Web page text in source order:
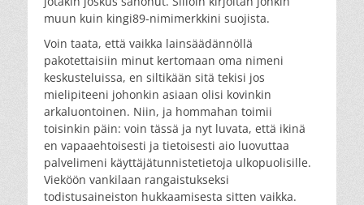
muun kuin kingi89-nimimerkkini suojista.
Voin taata, että vaikka lainsäädännöllä
pakotettaisiin minut kertomaan oma nimeni
keskusteluissa, en siltikään sitä tekisi jos
mielipiteeni johonkin asiaan olisi kovinkin
arkaluontoinen. Niin, ja hommahan toimii
toisinkin päin: voin tässä ja nyt luvata, että ikinä
en vapaaehtoisesti ja tietoisesti aio luovuttaa
palvelimeni käyttäjätunnistetietoja ulkopuolisille.
Vieköön vankilaan rangaistukseksi
todistusaineiston hukkaamisesta sitten vaikka.